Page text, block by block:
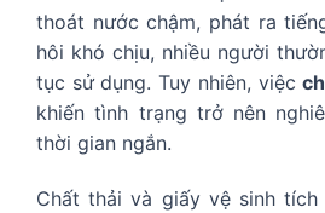
thoát nước chậm, phát ra
hôi khó chịu, nhiều người
tục sử dụng. Tuy nhiên, việc
khiến tình trạng trở nên
thời gian ngắn.
Chất thải và giấy vệ sinh